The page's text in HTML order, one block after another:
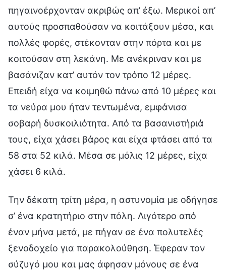
πηγαινοέρχονταν ακριβώς απ’ έξω. Μερικοί απ’
αυτούς προσπαθούσαν να κοιτάξουν μέσα, και
πολλές φορές, στέκονταν στην πόρτα και με
κοιτούσαν στη λεκάνη. Με ανέκριναν και με
βασάνιζαν κατ’ αυτόν τον τρόπο 12 μέρες.
Επειδή είχα να κοιμηθώ πάνω από 10 μέρες και
τα νεύρα μου ήταν τεντωμένα, εμφάνισα
σοβαρή δυσκοιλιότητα. Από τα βασανιστήριά
τους, είχα χάσει βάρος και είχα φτάσει από τα
58 στα 52 κιλά. Μέσα σε μόλις 12 μέρες, είχα
χάσει 6 κιλά.
Την δέκατη τρίτη μέρα, η αστυνομία με οδήγησε
σ’ ένα κρατητήριο στην πόλη. Λιγότερο από
έναν μήνα μετά, με πήγαν σε ένα πολυτελές
ξενοδοχείο για παρακολούθηση. Έφεραν τον
σύζυγό μου και μας άφησαν μόνους σε ένα